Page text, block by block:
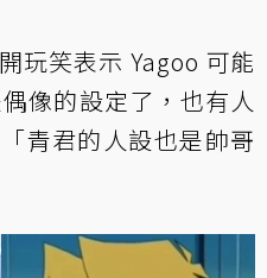
玩笑表示 Yagoo 可能
像的設定了，也有人
青君的人設也是帥哥